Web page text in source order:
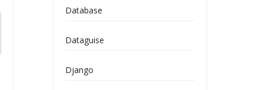
Database
Dataguise
Django